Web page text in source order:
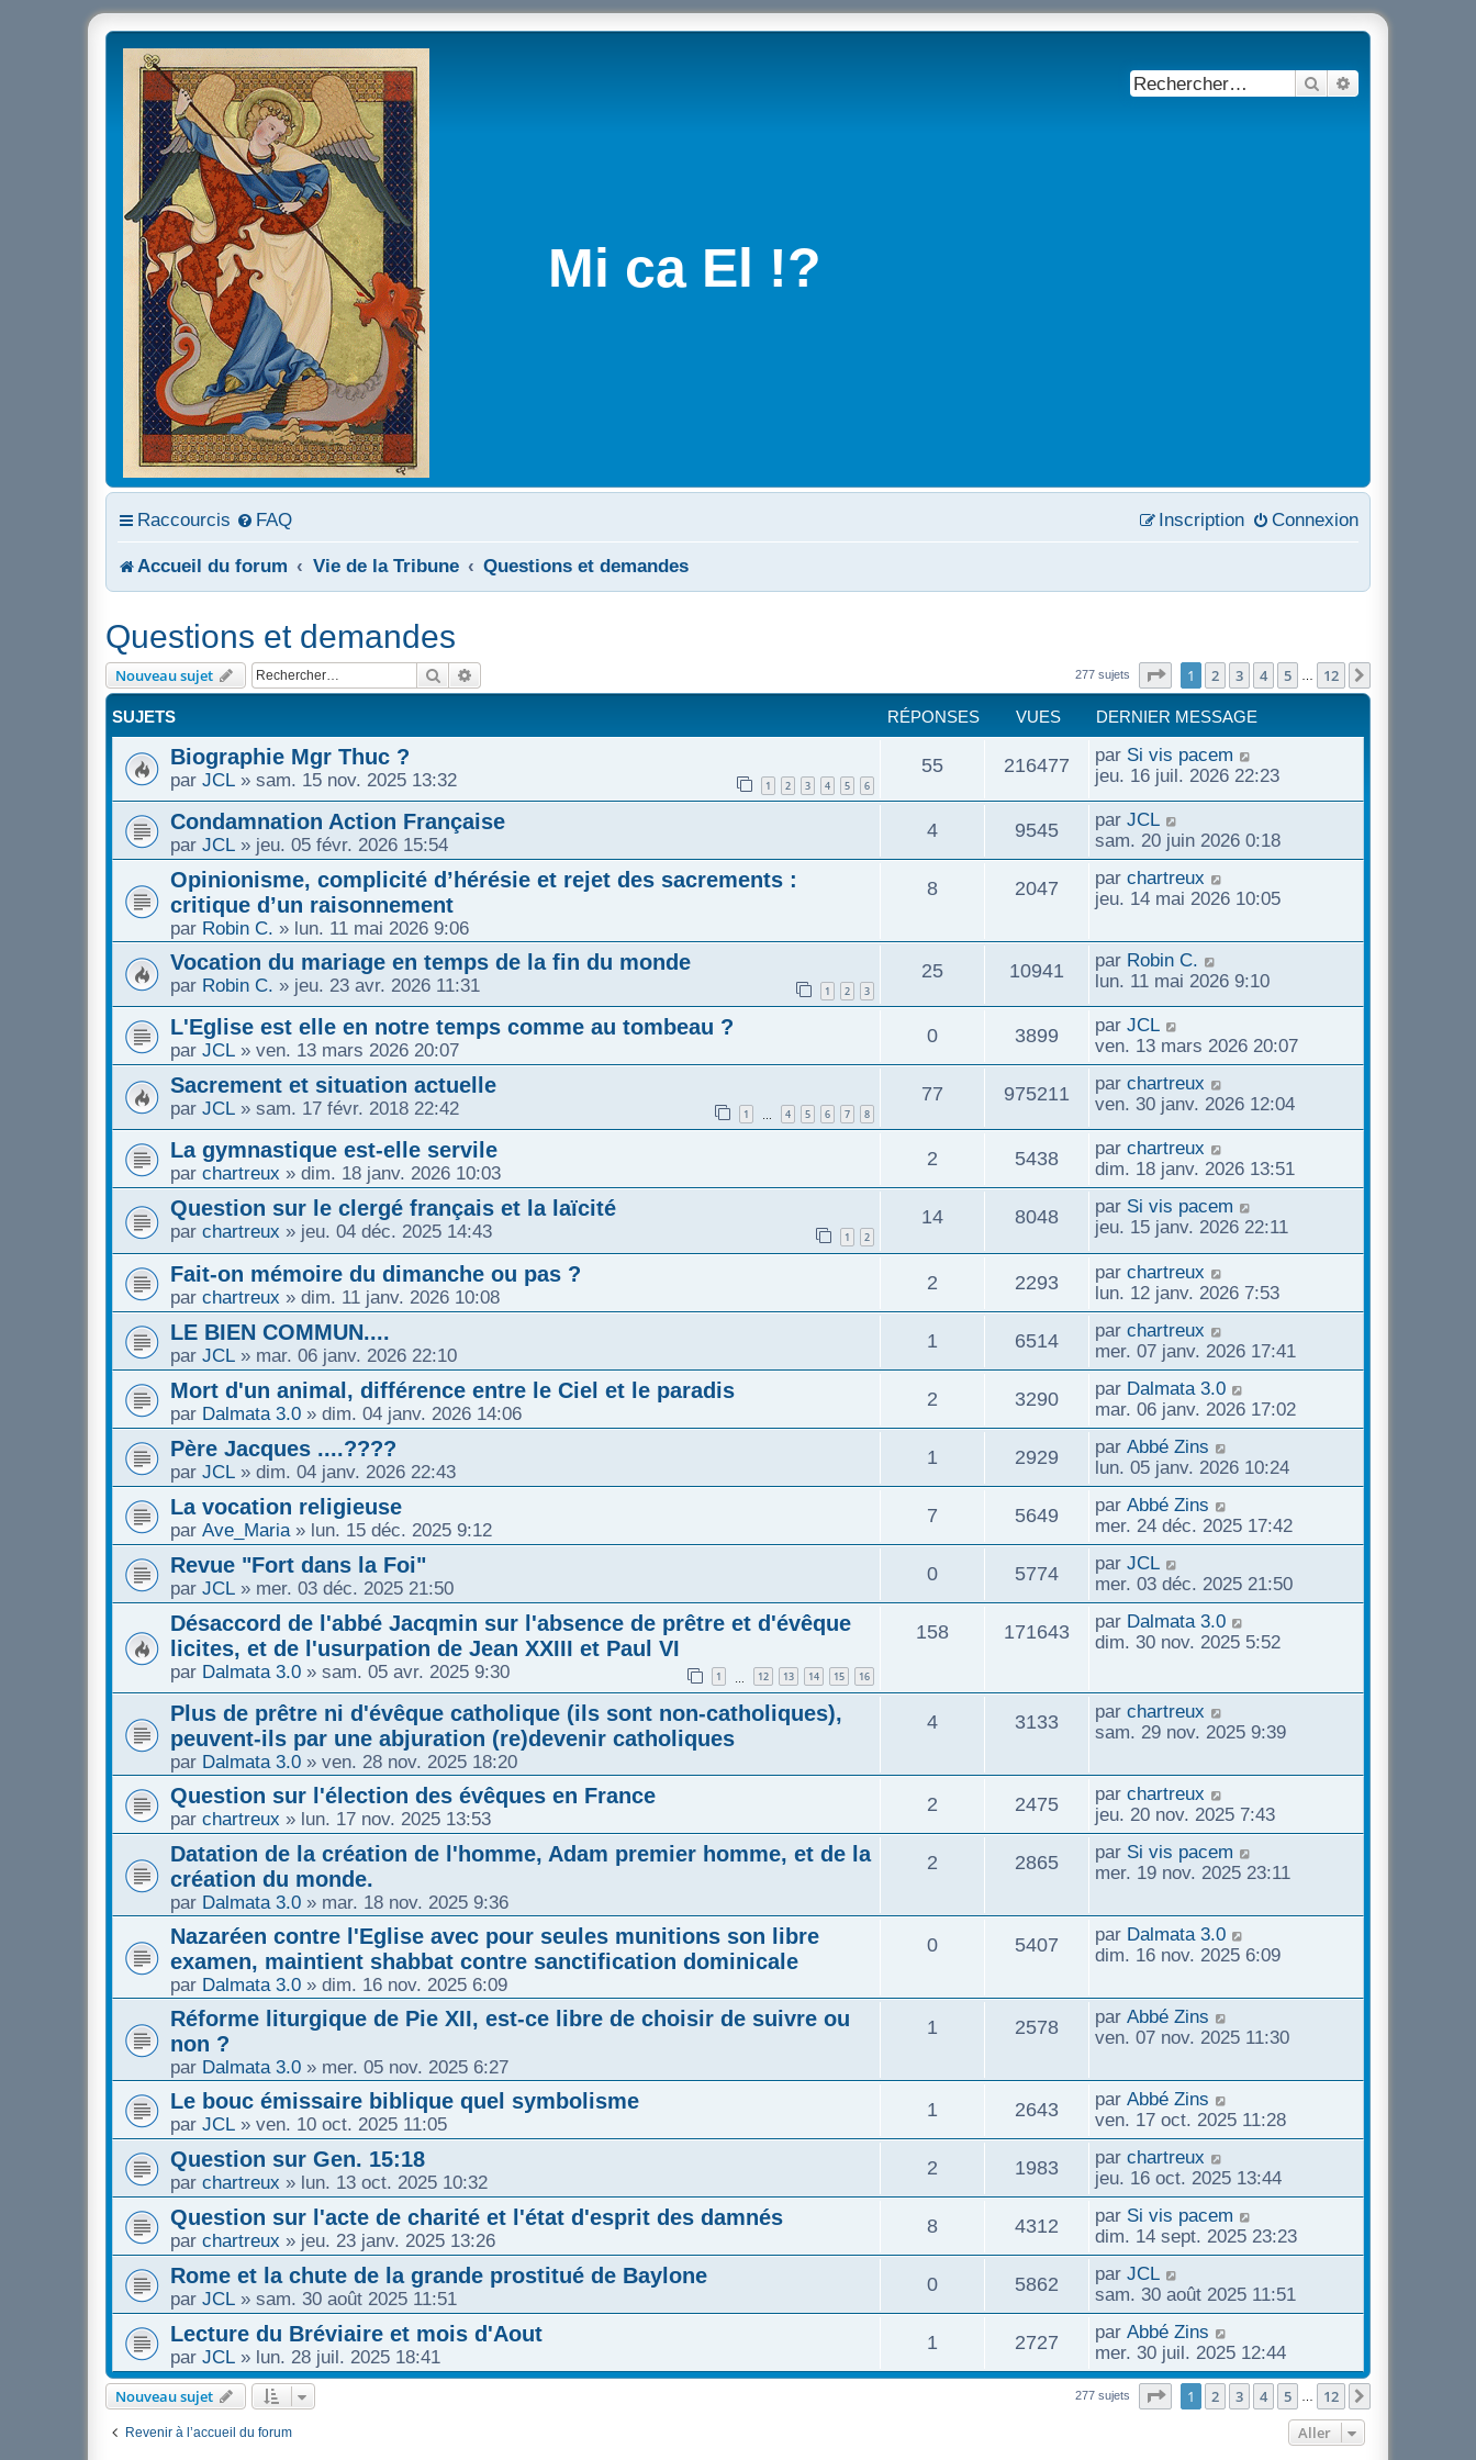
Mi ca El !?
Rechercher
Raccourcis FAQ Connexion
Inscription
Accueil du forum Vie de la Tribune Questions et demandes
Questions et demandes
Nouveau sujet Rechercher 277 sujets Page sur12
1 2 3 4 5 12
SUJETS RÉPONSES VUES DERNIER MESSAGE
Biographie Mgr Thuc ?
par JCL » sam. 15 nov. 2025 13:32 1 2 3 4 5 6
55 216477 par Si vis pacem
jeu. 16 juil. 2026 22:23
Condamnation Action Française
par JCL » jeu. 05 févr. 2026 15:54
4 9545 par JCL
sam. 20 juin 2026 0:18
Opinionisme, complicité d’hérésie et rejet des sacrements :
critique d’un raisonnement
par Robin C. » lun. 11 mai 2026 9:06
8 2047 par chartreux
jeu. 14 mai 2026 10:05
Vocation du mariage en temps de la fin du monde
par Robin C. » jeu. 23 avr. 2026 11:31 1 2 3
25 10941 par Robin C.
lun. 11 mai 2026 9:10
L'Eglise est elle en notre temps comme au tombeau ?
par JCL » ven. 13 mars 2026 20:07
0 3899 par JCL
ven. 13 mars 2026 20:07
Sacrement et situation actuelle
par JCL » sam. 17 févr. 2018 22:42 1 … 4 5 6 7 8
77 975211 par chartreux
ven. 30 janv. 2026 12:04
La gymnastique est-elle servile
par chartreux » dim. 18 janv. 2026 10:03
2 5438 par chartreux
dim. 18 janv. 2026 13:51
Question sur le clergé français et la laïcité
par chartreux » jeu. 04 déc. 2025 14:43 1 2
14 8048 par Si vis pacem
jeu. 15 janv. 2026 22:11
Fait-on mémoire du dimanche ou pas ?
par chartreux » dim. 11 janv. 2026 10:08
2 2293 par chartreux
lun. 12 janv. 2026 7:53
LE BIEN COMMUN....
par JCL » mar. 06 janv. 2026 22:10
1 6514 par chartreux
mer. 07 janv. 2026 17:41
Mort d'un animal, différence entre le Ciel et le paradis
par Dalmata 3.0 » dim. 04 janv. 2026 14:06
2 3290 par Dalmata 3.0
mar. 06 janv. 2026 17:02
Père Jacques ....????
par JCL » dim. 04 janv. 2026 22:43
1 2929 par Abbé Zins
lun. 05 janv. 2026 10:24
La vocation religieuse
par Ave_Maria » lun. 15 déc. 2025 9:12
7 5649 par Abbé Zins
mer. 24 déc. 2025 17:42
Revue "Fort dans la Foi"
par JCL » mer. 03 déc. 2025 21:50
0 5774 par JCL
mer. 03 déc. 2025 21:50
Désaccord de l'abbé Jacqmin sur l'absence de prêtre et d'évêque
licites, et de l'usurpation de Jean XXIII et Paul VI
par Dalmata 3.0 » sam. 05 avr. 2025 9:30 1 12 13 14 15 16
158 171643 par Dalmata 3.0
dim. 30 nov. 2025 5:52
Plus de prêtre ni d'évêque catholique (ils sont non-catholiques),
peuvent-ils par une abjuration (re)devenir catholiques
par Dalmata 3.0 » ven. 28 nov. 2025 18:20
4 3133 par chartreux
sam. 29 nov. 2025 9:39
Question sur l'élection des évêques en France
par chartreux » lun. 17 nov. 2025 13:53
2 2475 par chartreux
jeu. 20 nov. 2025 7:43
Datation de la création de l'homme, Adam premier homme, et de la
création du monde.
par Dalmata 3.0 » mar. 18 nov. 2025 9:36
2 2865 par Si vis pacem
mer. 19 nov. 2025 23:11
Nazaréen contre l'Eglise avec pour seules munitions son libre
examen, maintient shabbat contre sanctification dominicale
par Dalmata 3.0 » dim. 16 nov. 2025 6:09
0 5407 par Dalmata 3.0
dim. 16 nov. 2025 6:09
Réforme liturgique de Pie XII, est-ce libre de choisir de suivre ou
non ?
par Dalmata 3.0 » mer. 05 nov. 2025 6:27
1 2578 par Abbé Zins
ven. 07 nov. 2025 11:30
Le bouc émissaire biblique quel symbolisme
par JCL » ven. 10 oct. 2025 11:05
1 2643 par Abbé Zins
ven. 17 oct. 2025 11:28
Question sur Gen. 15:18
par chartreux » lun. 13 oct. 2025 10:32
2 1983 par chartreux
jeu. 16 oct. 2025 13:44
Question sur l'acte de charité et l'état d'esprit des damnés
par chartreux » jeu. 23 janv. 2025 13:26
8 4312 par Si vis pacem
dim. 14 sept. 2025 23:23
Rome et la chute de la grande prostitué de Baylone
par JCL » sam. 30 août 2025 11:51
0 5862 par JCL
sam. 30 août 2025 11:51
Lecture du Bréviaire et mois d'Aout
par JCL » lun. 28 juil. 2025 18:41
1 2727 par Abbé Zins
mer. 30 juil. 2025 12:44
Nouveau sujet 277 sujets Page sur12
1 2 3 4 5 12
Revenir à l’accueil du forum Aller